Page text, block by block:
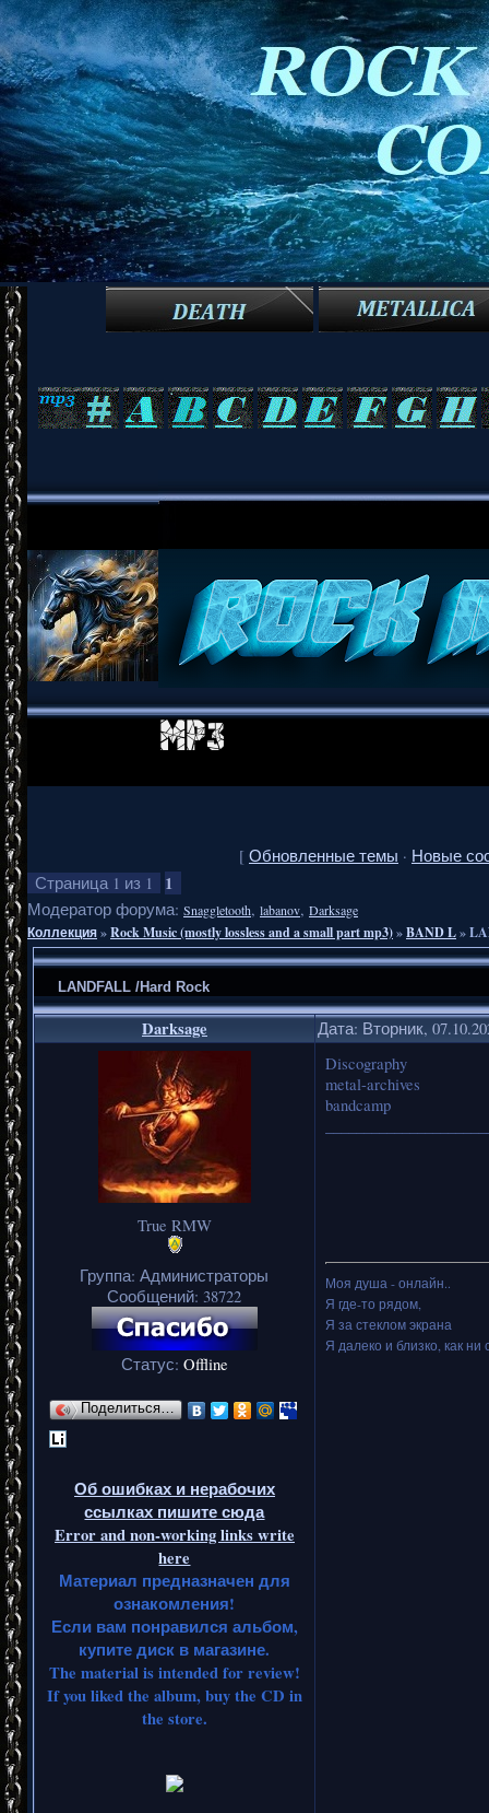
[ Обновленные темы · Новые
Страница 1 из 1 1
Модератор форума: Snaggletooth, labanov, Darksage
Коллекция»Rock Music (mostly lossless and a small part mp3)»BAND L»
LANDFALL /Hard Rock
Darksage Дата: Вторник,
True RMW
Группа: Администраторы
Сообщений: 38722
Статус: Offline
Поделиться…
Об ошибках и нерабочих
ссылках пишите сюда
Error and non-working links write
here
Материал предназначен для
ознакомления!
Если вам понравился альбом,
купите диск в магазине.
The material is intended for review!
If you liked the album, buy the CD in
the store.
Discography
metal-archives
bandcamp
Моя душа - онлайн..
Я где-то рядом,
Я за стеклом экрана
Я далеко и близко, как ни